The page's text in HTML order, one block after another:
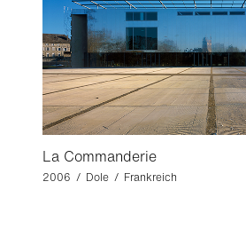
La Commanderie
2006 / Dole / Frankreich